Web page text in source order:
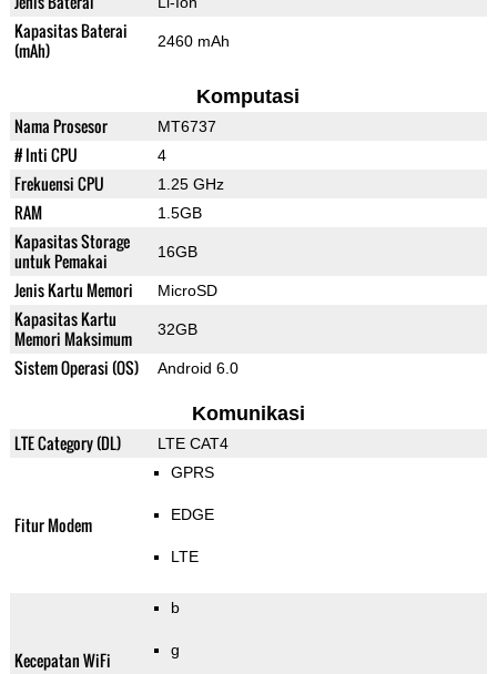
Kapasitas Baterai
(mAh)
2460 mAh
Komputasi
Nama Prosesor MT6737
# Inti CPU 4
Frekuensi CPU 1.25 GHz
RAM 1.5GB
Kapasitas Storage
untuk Pemakai
16GB
Jenis Kartu Memori MicroSD
Kapasitas Kartu
Memori Maksimum
32GB
Sistem Operasi (OS) Android 6.0
Komunikasi
LTE Category (DL) LTE CAT4
Fitur Modem
GPRS
EDGE
LTE
Kecepatan WiFi
b
g